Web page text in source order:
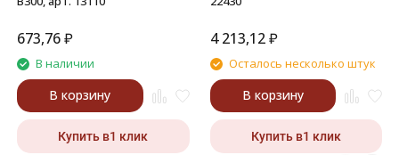
673,76₽
В наличии
В корзину
Купить в1 клик
4 213,12 ₽
Осталось несколько штук
В корзину
Купить в1 клик